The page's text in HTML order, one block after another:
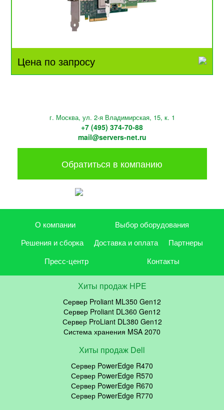
Цена по запросу
г. Москва, ул. 2-я Владимирская, 15, к. 1
+7 (495) 374-70-88
mail@servers-net.ru
Обратиться в компанию
О компании
Выбор оборудования
Решения и сборка
Доставка и оплата
Партнеры
Пресс-центр
Контакты
Хиты продаж HPE
Сервер Proliant ML350 Gen12
Сервер Proliant DL360 Gen12
Сервер ProLiant DL380 Gen12
Система хранения MSA 2070
Хиты продаж Dell
Сервер PowerEdge R470
Сервер PowerEdge R570
Сервер PowerEdge R670
Сервер PowerEdge R770